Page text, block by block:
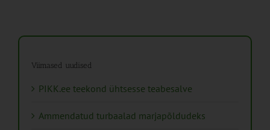
Viimased uudised
PIKK.ee teekond ühtsesse teabesalve
Ammendatud turbaalad marjapõldudeks